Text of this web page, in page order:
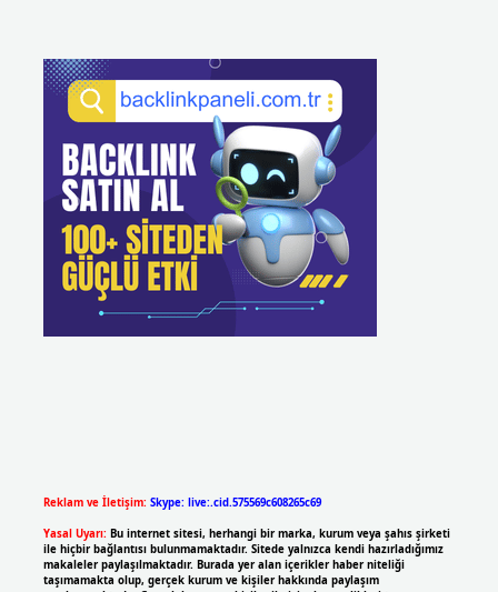
Reklam ve İletişim: Skype: live:.cid.575569c608265c69
Yasal Uyarı: Bu internet sitesi, herhangi bir marka, kurum veya şahıs şirketi
ile hiçbir bağlantısı bulunmamaktadır. Sitede yalnızca kendi hazırladığımız
makaleler paylaşılmaktadır. Burada yer alan içerikler haber niteliği
taşımamakta olup, gerçek kurum ve kişiler hakkında paylaşım